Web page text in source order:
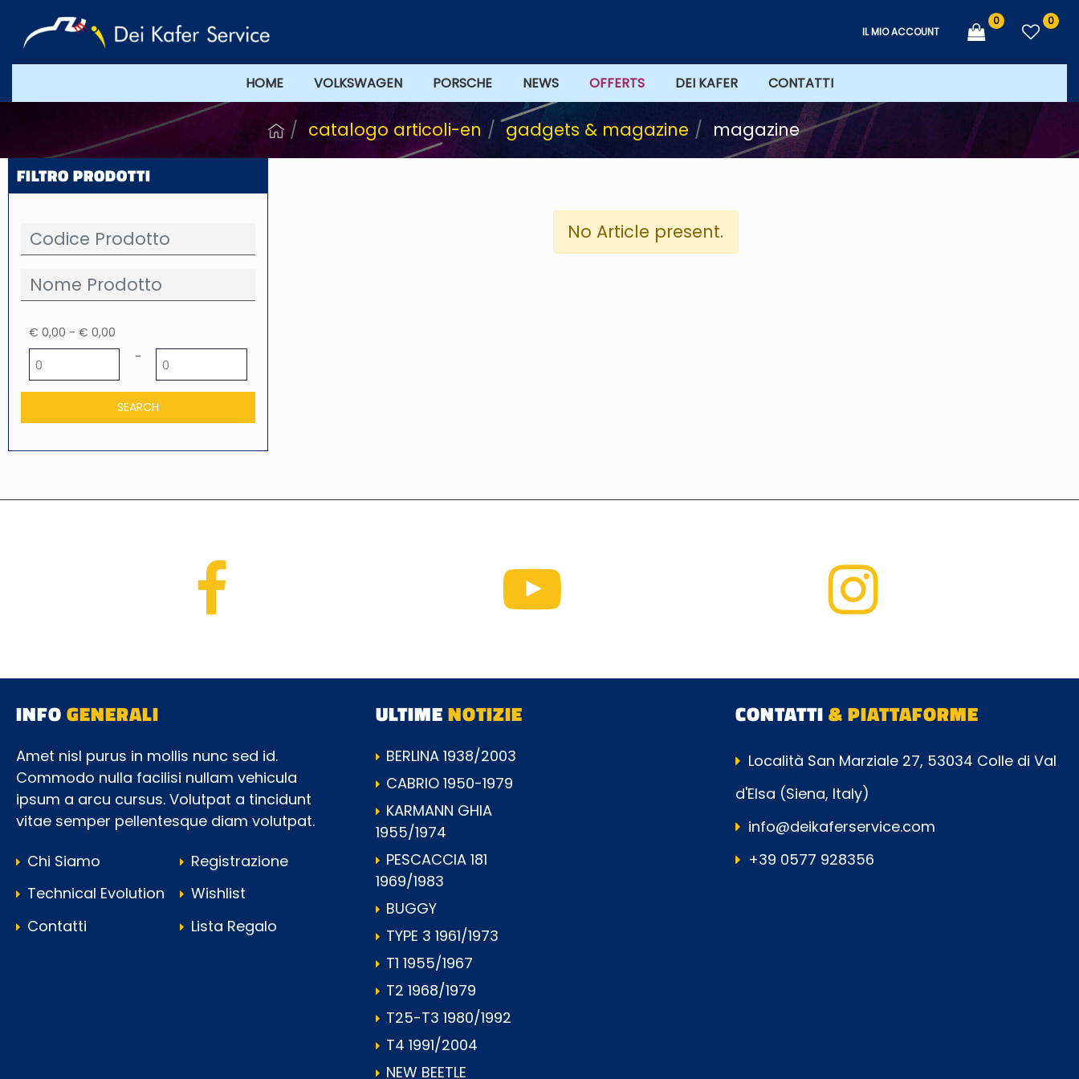
IL MIO ACCOUNT
0 0
HOME VOLKSWAGEN PORSCHE NEWS DEI KAFER CONTATTI
catalogo articoli-en gadgets & magazine magazine
FILTRO PRODOTTI
€ 0,00 - € 0,00
-
No Article present.
INFOGENERALI
Amet nisl purus in mollis nunc sed id.
Commodo nulla facilisi nullam vehicula
ipsum a arcu cursus. Volutpat a tincidunt
vitae semper pellentesque diam volutpat.
Chi Siamo
Technical Evolution
Contatti
Registrazione
Wishlist
Lista Regalo
ULTIMENOTIZIE
BERLINA 1938/2003
CABRIO 1950-1979
KARMANN GHIA
1955/1974
PESCACCIA 181
1969/1983
BUGGY
TYPE 3 1961/1973
T1 1955/1967
T2 1968/1979
T25-T3 1980/1992
T4 1991/2004
NEW BEETLE
CONTATTI& PIATTAFORME
Località San Marziale 27, 53034 Colle di Val
d'Elsa (Siena, Italy)
info@deikaferservice.com
+39 0577 928356